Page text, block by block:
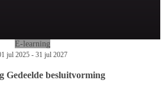
E-learning
jul 2025 - 31 jul 2027
Gedeelde besluitvorming